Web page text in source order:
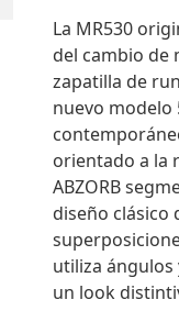
La MR530
del cambio de
zapatilla de
nuevo modelo
orientado a la
ABZORB
diseño clásico
utiliza ángulos
un look